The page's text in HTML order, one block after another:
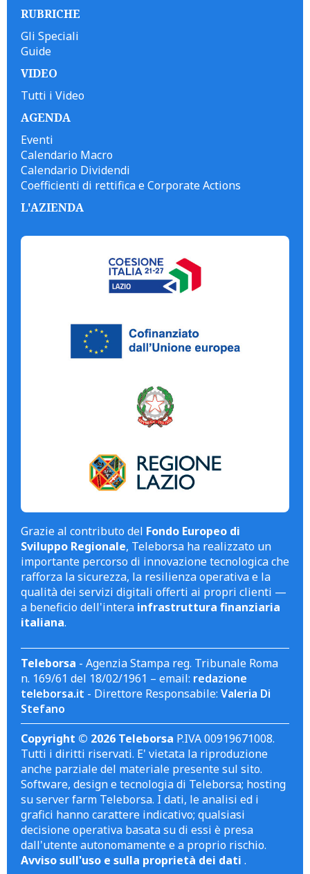
RUBRICHE
Gli Speciali
Guide
VIDEO
Tutti i Video
AGENDA
Eventi
Calendario Macro
Calendario Dividendi
Coefficienti di rettifica e Corporate Actions
L'AZIENDA
Grazie al contributo del Fondo Europeo di
Sviluppo Regionale, Teleborsa ha realizzato un
importante percorso di innovazione tecnologica che
rafforza la sicurezza, la resilienza operativa e la
qualità dei servizi digitali offerti ai propri clienti —
a beneficio dell'intera infrastruttura finanziaria
italiana.
Teleborsa - Agenzia Stampa reg. Tribunale Roma
n. 169/61 del 18/02/1961 – email: redazione
teleborsa.it - Direttore Responsabile: Valeria Di
Stefano
Copyright © 2026 Teleborsa P.IVA 00919671008.
Tutti i diritti riservati. E' vietata la riproduzione
anche parziale del materiale presente sul sito.
Software, design e tecnologia di Teleborsa; hosting
su server farm Teleborsa. I dati, le analisi ed i
grafici hanno carattere indicativo; qualsiasi
decisione operativa basata su di essi è presa
dall'utente autonomamente e a proprio rischio.
Avviso sull'uso e sulla proprietà dei dati .